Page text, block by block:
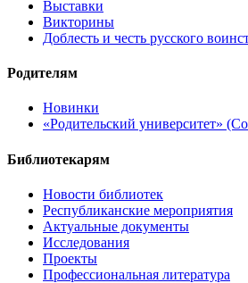
Выставки
Викторины
Доблесть и честь русского
Родителям
Новинки
«Родительский университет»
Библиотекарям
Новости библиотек
Республиканские мероприятия
Актуальные документы
Исследования
Проекты
Профессиональная литература